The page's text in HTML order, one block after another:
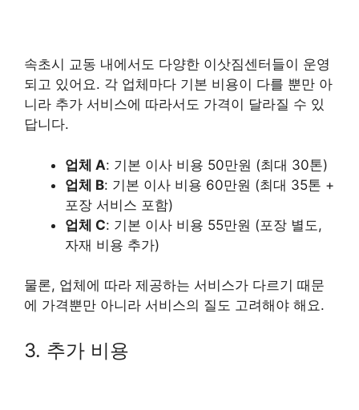
속초시 교동 내에서도 다양한 이삿짐센터들이 운영
되고 있어요. 각 업체마다 기본 비용이 다를 뿐만 아
니라 추가 서비스에 따라서도 가격이 달라질 수 있
답니다.
업체 A: 기본 이사 비용 50만원 (최대 30톤)
업체 B: 기본 이사 비용 60만원 (최대 35톤 +
포장 서비스 포함)
업체 C: 기본 이사 비용 55만원 (포장 별도,
자재 비용 추가)
물론, 업체에 따라 제공하는 서비스가 다르기 때문
에 가격뿐만 아니라 서비스의 질도 고려해야 해요.
3. 추가 비용